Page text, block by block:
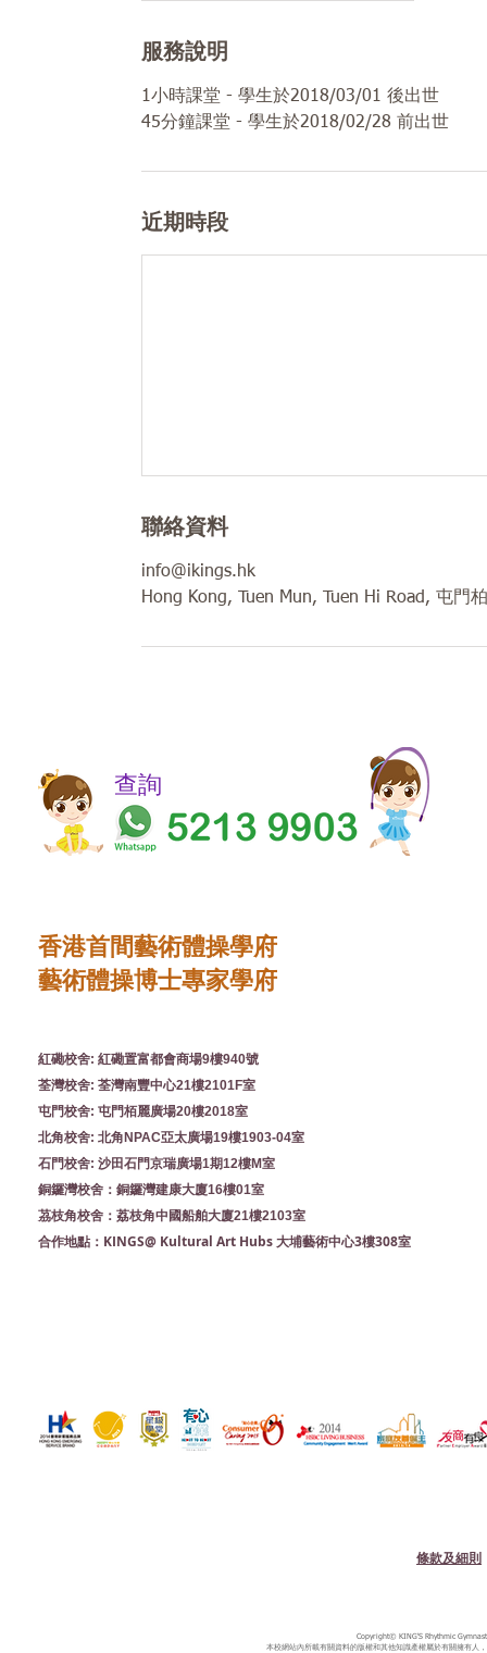
服務說明
1小時課堂 - 學生於2018/03/01 後出世
45分鐘課堂 - 學生於2018/02/28 前出世
近期時段
聯絡資料
info@ikings.hk
Hong Kong, Tuen Mun, Tuen Hi Road, 屯門
​​查詢
香港首間藝術體操學府
藝術體操博士專家學府
紅磡校舍: 紅磡置富都會商場9樓940號
荃灣校舍: 荃灣南豐中心21樓2101F室
屯門校舍: 屯門栢麗廣場20樓2018室
北角校舍: 北角NPAC亞太廣場19樓1903-04室
石門校舍: 沙田石門京瑞廣場1期12樓M室
銅鑼灣校舍：銅鑼灣建康大廈16樓01室
茘枝角校舍：荔枝角中國船舶大廈21樓2103室
合作地點： KINGS@ Kultural Art Hubs 大埔藝術中心3樓308室
條款及細則
Copyright© KING'S Rhythmic
本校網站內所載有關資料的版權和其他知識產權屬於有關擁有人